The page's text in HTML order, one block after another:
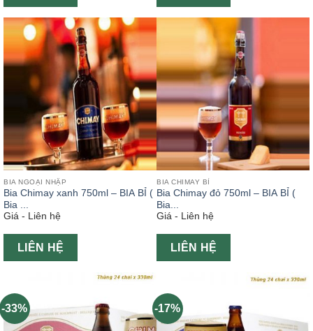
BIA NGOẠI NHẬP
Bia Chimay xanh 750ml – BIA BỈ (
Bia ...
Giá - Liên hệ
LIÊN HỆ
BIA CHIMAY BỈ
Bia Chimay đỏ 750ml – BIA BỈ (
Bia...
Giá - Liên hệ
LIÊN HỆ
-33% -17%